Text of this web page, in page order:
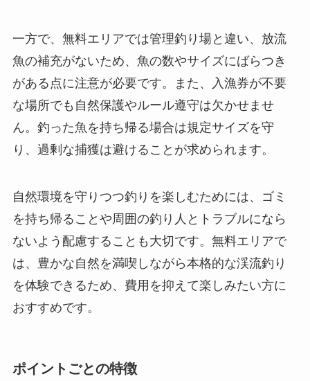
一方で、無料エリアでは管理釣り場と違い、放流
魚の補充がないため、魚の数やサイズにばらつき
がある点に注意が必要です。また、入漁券が不要
な場所でも自然保護やルール遵守は欠かせませ
ん。釣った魚を持ち帰る場合は規定サイズを守
り、過剰な捕獲は避けることが求められます。
自然環境を守りつつ釣りを楽しむためには、ゴミ
を持ち帰ることや周囲の釣り人とトラブルになら
ないよう配慮することも大切です。無料エリアで
は、豊かな自然を満喫しながら本格的な渓流釣り
を体験できるため、費用を抑えて楽しみたい方に
おすすめです。
ポイントごとの特徴